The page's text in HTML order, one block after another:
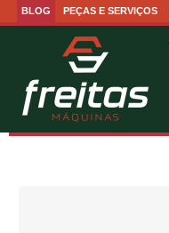
BLOG PEÇAS E SERVIÇOS